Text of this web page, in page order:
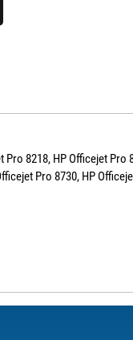
8218, HP Officejet Pro
Pro 8730, HP